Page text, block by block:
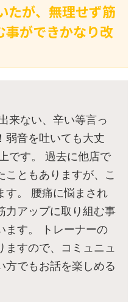
たが、無理せず筋
事ができかなり改
来ない、辛い等言っ
弱音を吐いても大丈
です。 過去に他店で
ともありますが、こ
す。 腰痛に悩まされ
力アップに取り組む事
ます。 トレーナーの
すので、コミュニュ
方でもお話を楽しめる